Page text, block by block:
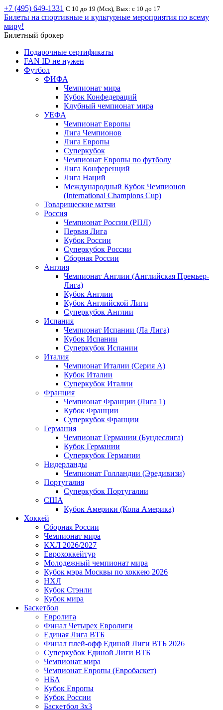
+7 (495) 649-1331 С 10 до 19 (Мск), Вых: с 10 до 17
Билеты на спортивные и культурные мероприятия по всему
миру!
Билетный брокер
Подарочные сертификаты
FAN ID не нужен
Футбол
ФИФА
Чемпионат мира
Кубок Конфедераций
Клубный чемпионат мира
УЕФА
Чемпионат Европы
Лига Чемпионов
Лига Европы
Суперкубок
Чемпионат Европы по футболу
Лига Конференций
Лига Наций
Международный Кубок Чемпионов
(International Champions Cup)
Товарищеские матчи
Россия
Чемпионат России (РПЛ)
Первая Лига
Кубок России
Суперкубок России
Сборная России
Англия
Чемпионат Англии (Английская Премьер-
Лига)
Кубок Англии
Кубок Английской Лиги
Суперкубок Англии
Испания
Чемпионат Испании (Ла Лига)
Кубок Испании
Суперкубок Испании
Италия
Чемпионат Италии (Серия А)
Кубок Италии
Суперкубок Италии
Франция
Чемпионат Франции (Лига 1)
Кубок Франции
Суперкубок Франции
Германия
Чемпионат Германии (Бундеслига)
Кубок Германии
Суперкубок Германии
Нидерланды
Чемпионат Голландии (Эредивизи)
Португалия
Суперкубок Португалии
США
Кубок Америки (Копа Америка)
Хоккей
Сборная России
Чемпионат мира
КХЛ 2026/2027
Еврохоккейтур
Молодежный чемпионат мира
Кубок мэра Москвы по хоккею 2026
НХЛ
Кубок Стэнли
Кубок мира
Баскетбол
Евролига
Финал Четырех Евролиги
Единая Лига ВТБ
Финал плей-офф Единой Лиги ВТБ 2026
Суперкубок Единой Лиги ВТБ
Чемпионат мира
Чемпионат Европы (Евробаскет)
НБА
Кубок Европы
Кубок России
Баскетбол 3х3